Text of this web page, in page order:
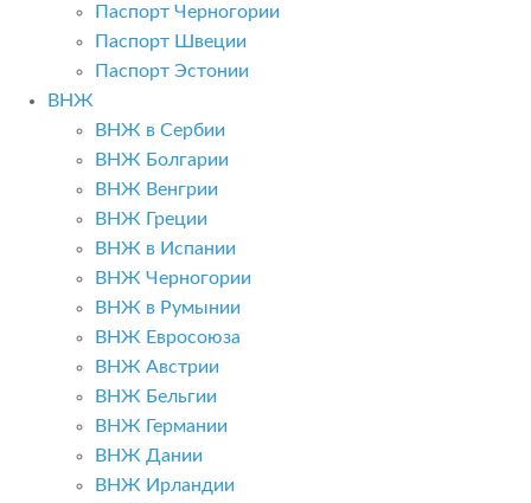
Паспорт Черногории
Паспорт Швеции
Паспорт Эстонии
ВНЖ
ВНЖ в Сербии
ВНЖ Болгарии
ВНЖ Венгрии
ВНЖ Греции
ВНЖ в Испании
ВНЖ Черногории
ВНЖ в Румынии
ВНЖ Евросоюза
ВНЖ Австрии
ВНЖ Бельгии
ВНЖ Германии
ВНЖ Дании
ВНЖ Ирландии